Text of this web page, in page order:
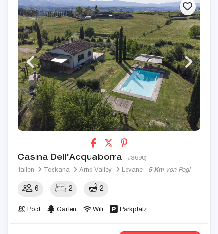
Casina Dell'Acquaborra (#3690)
Italien Toskana Arno Valley Levane 5 Km von Pogi
6 2 2
Pool Garten Wifi Parkplatz